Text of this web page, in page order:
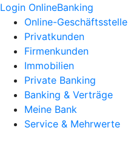
Login OnlineBanking
Online-Geschäftsstelle
Privatkunden
Firmenkunden
Immobilien
Private Banking
Banking & Verträge
Meine Bank
Service & Mehrwerte